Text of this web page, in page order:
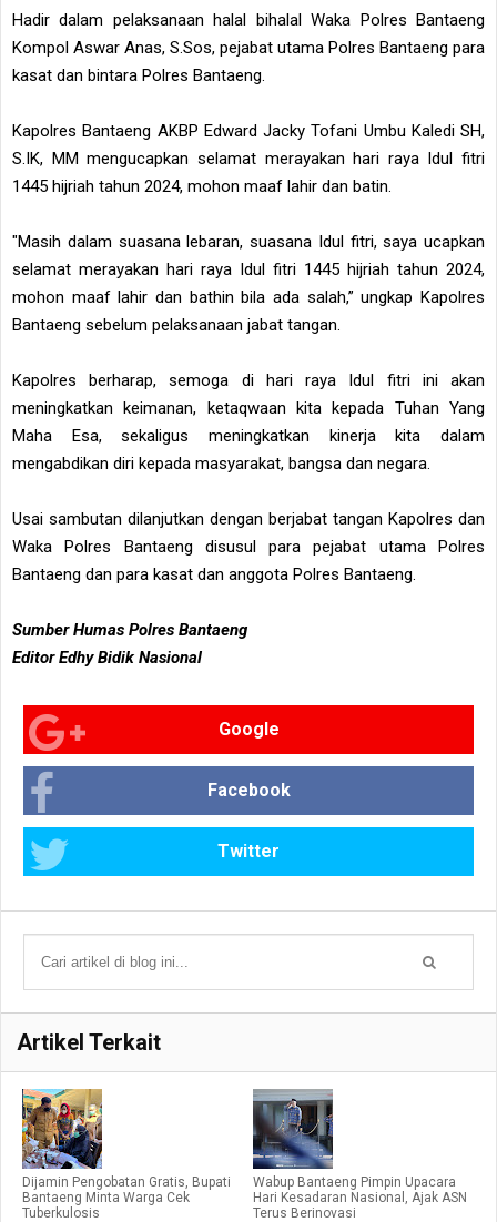
Hadir dalam pelaksanaan halal bihalal Waka Polres Bantaeng
Kompol Aswar Anas, S.Sos, pejabat utama Polres Bantaeng para
kasat dan bintara Polres Bantaeng.
Kapolres Bantaeng AKBP Edward Jacky Tofani Umbu Kaledi SH,
S.IK, MM mengucapkan selamat merayakan hari raya Idul fitri
1445 hijriah tahun 2024, mohon maaf lahir dan batin.
"Masih dalam suasana lebaran, suasana Idul fitri, saya ucapkan
selamat merayakan hari raya Idul fitri 1445 hijriah tahun 2024,
mohon maaf lahir dan bathin bila ada salah,” ungkap Kapolres
Bantaeng sebelum pelaksanaan jabat tangan.
Kapolres berharap, semoga di hari raya Idul fitri ini akan
meningkatkan keimanan, ketaqwaan kita kepada Tuhan Yang
Maha Esa, sekaligus meningkatkan kinerja kita dalam
mengabdikan diri kepada masyarakat, bangsa dan negara.
Usai sambutan dilanjutkan dengan berjabat tangan Kapolres dan
Waka Polres Bantaeng disusul para pejabat utama Polres
Bantaeng dan para kasat dan anggota Polres Bantaeng.
Sumber Humas Polres Bantaeng
Editor Edhy Bidik Nasional
Google
Facebook
Twitter
Artikel Terkait
Dijamin Pengobatan Gratis, Bupati
Bantaeng Minta Warga Cek
Tuberkulosis
Wabup Bantaeng Pimpin Upacara
Hari Kesadaran Nasional, Ajak ASN
Terus Berinovasi